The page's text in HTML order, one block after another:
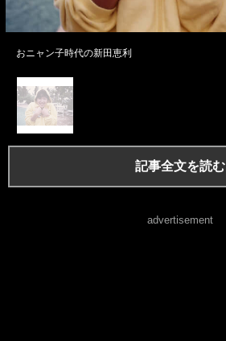
おニャン子時代の新田恵利
記事全文を読む
advertisement